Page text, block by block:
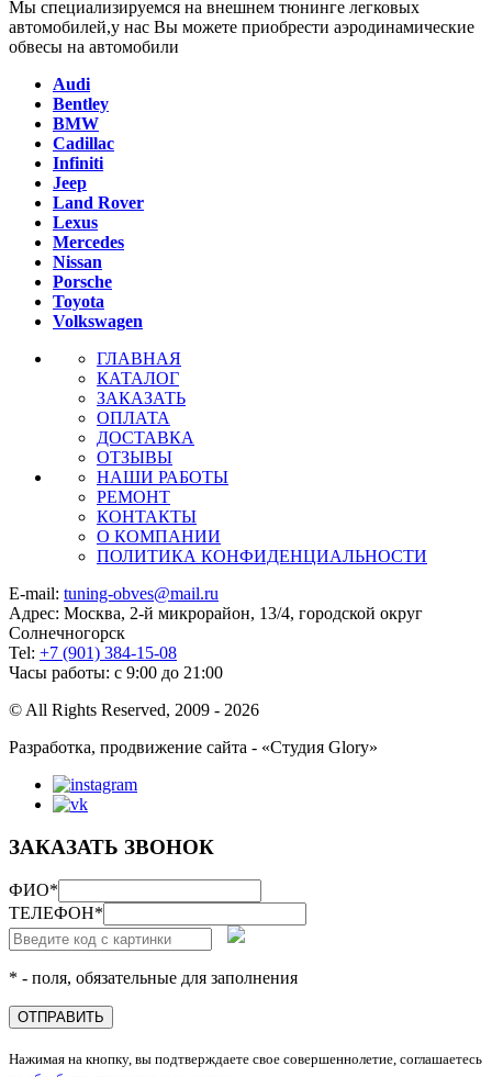
Мы специализируемся на внешнем тюнинге легковых
автомобилей,у нас Вы можете приобрести аэродинамические
обвесы на автомобили
Audi
Bentley
BMW
Cadillac
Infiniti
Jeep
Land Rover
Lexus
Mercedes
Nissan
Porsche
Toyota
Volkswagen
ГЛАВНАЯ
КАТАЛОГ
ЗАКАЗАТЬ
ОПЛАТА
ДОСТАВКА
ОТЗЫВЫ
НАШИ РАБОТЫ
РЕМОНТ
КОНТАКТЫ
О КОМПАНИИ
ПОЛИТИКА КОНФИДЕНЦИАЛЬНОСТИ
E-mail: tuning-obves@mail.ru
Адрес: Москва, 2-й микрорайон, 13/4, городской округ
Солнечногорск
Tel: +7 (901) 384-15-08
Часы работы: с 9:00 до 21:00
© All Rights Reserved, 2009 - 2026
Разработка, продвижение сайта - «Студия Glory»
ЗАКАЗАТЬ ЗВОНОК
ФИО*
ТЕЛЕФОН*
* - поля, обязательные для заполнения
ОТПРАВИТЬ
Нажимая на кнопку, вы подтверждаете свое совершеннолетие, соглашаетесь